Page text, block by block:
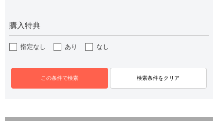
購入特典
指定なし あり なし